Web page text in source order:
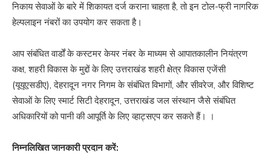
निकाय सेवाओं के बारे में शिकायत दर्ज कराना चाहता है, तो इन टोल-फ्री नागरिक
हेल्पलाइन नंबरों का उपयोग कर सकता है।
आप संबंधित वार्डों के कस्टमर केयर नंबर के माध्यम से आपातकालीन नियंत्रण
कक्ष, शहरी विकास के मुद्दों के लिए उत्तराखंड शहरी क्षेत्र विकास एजेंसी
(यूयूएसडीए), देहरादून नगर निगम के संबंधित विभागों, और सीवरेज, और विशिष्ट
सेवाओं के लिए स्मार्ट सिटी देहरादून, उत्तराखंड जल संस्थान जैसे संबंधित
अधिकारियों को पानी की आपूर्ति के लिए व्हाट्सएप कर सकते हैं। ।
निम्नलिखित जानकारी प्रदान करें: